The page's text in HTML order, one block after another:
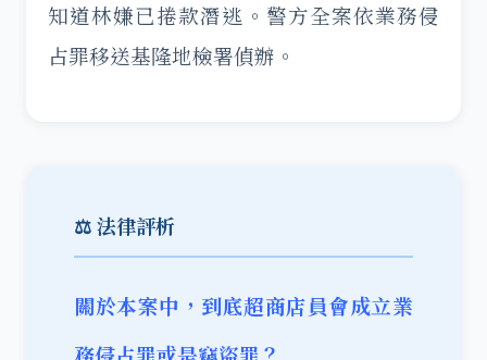
知道林嫌已捲款潛逃。警方全案依業務侵
占罪移送基隆地檢署偵辦。
⚖️ 法律評析
關於本案中，到底超商店員會成立業